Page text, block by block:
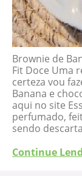
Brownie de
Fit Doce Uma
certeza vou
Banana e
aqui no site
perfumado,
sendo
Continue